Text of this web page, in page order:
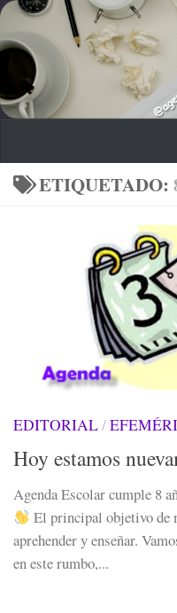
Saltar al contenido
ETIQUETADO:
EDITORIAL/
Hoy estamos
Agenda Escolar cumple 8
El principal objetivo de
aprehender y enseñar.
en este rumbo,...